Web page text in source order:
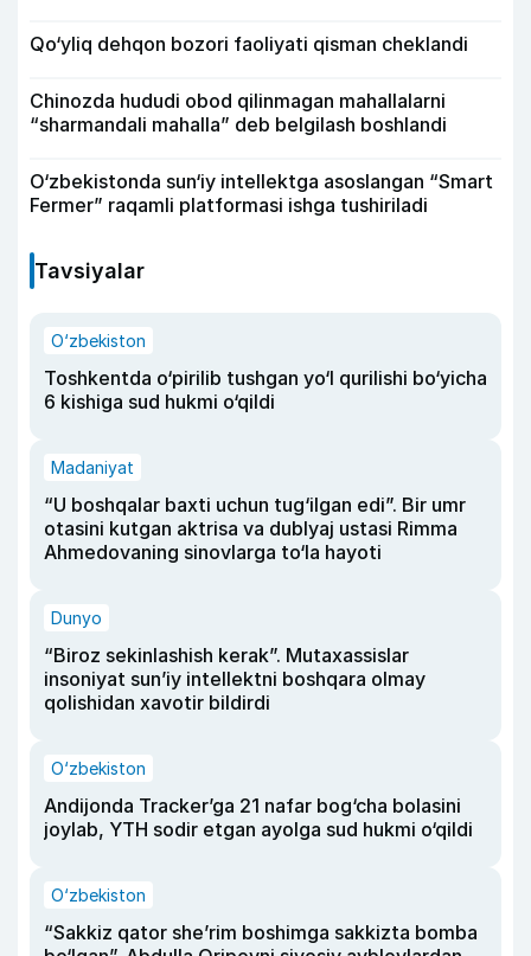
Qo‘yliq dehqon bozori faoliyati qisman cheklandi
Chinozda hududi obod qilinmagan mahallalarni
“sharmandali mahalla” deb belgilash boshlandi
O‘zbekistonda sun‘iy intellektga asoslangan “Smart
Fermer” raqamli platformasi ishga tushiriladi
Tavsiyalar
O‘zbekiston
Toshkentda o‘pirilib tushgan yo‘l qurilishi bo‘yicha
6 kishiga sud hukmi o‘qildi
Madaniyat
“U boshqalar baxti uchun tug‘ilgan edi”. Bir umr
otasini kutgan aktrisa va dublyaj ustasi Rimma
Ahmedovaning sinovlarga to‘la hayoti
Dunyo
“Biroz sekinlashish kerak”. Mutaxassislar
insoniyat sun’iy intellektni boshqara olmay
qolishidan xavotir bildirdi
O‘zbekiston
Andijonda Tracker’ga 21 nafar bog‘cha bolasini
joylab, YTH sodir etgan ayolga sud hukmi o‘qildi
O‘zbekiston
“Sakkiz qator she’rim boshimga sakkizta bomba